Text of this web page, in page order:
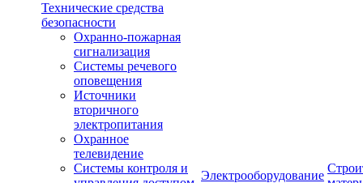
Технические средства
безопасности
Охранно-пожарная
сигнализация
Системы речевого
оповещения
Источники
вторичного
электропитания
Охранное
телевидение
Системы контроля и
Электрооборудование